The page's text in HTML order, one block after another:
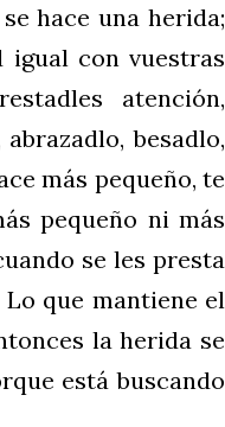
hace una herida;
igual con vuestras
atención,
besadlo,
más pequeño, te
pequeño ni más
se les presta
que mantiene el
la herida se
está buscando